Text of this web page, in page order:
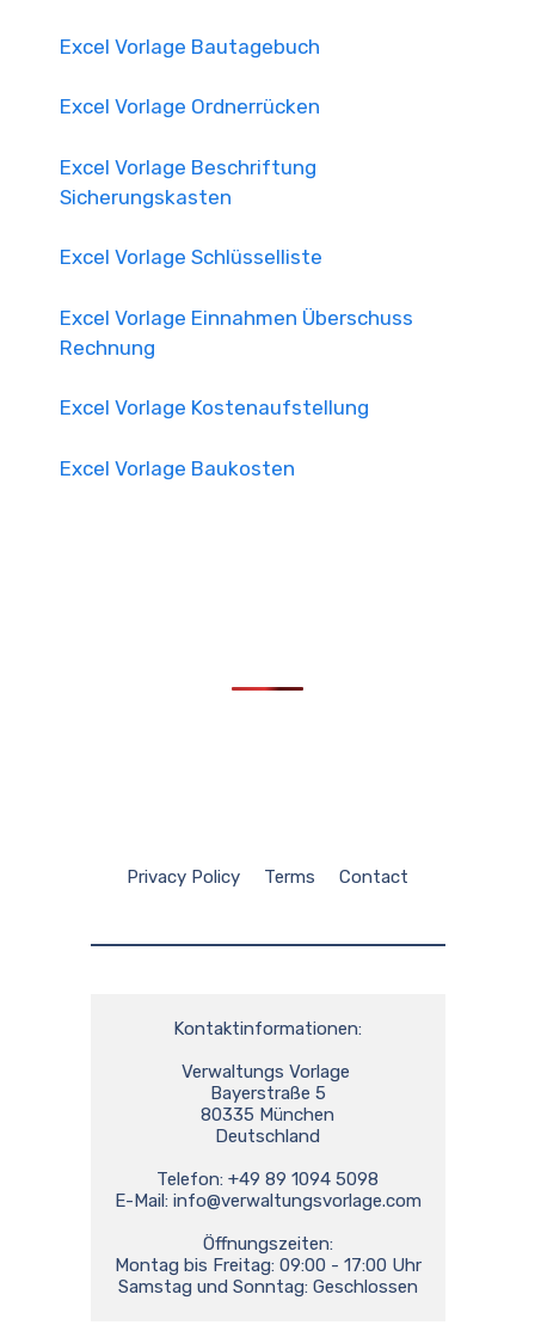
Excel Vorlage Bautagebuch
Excel Vorlage Ordnerrücken
Excel Vorlage Beschriftung
Sicherungskasten
Excel Vorlage Schlüsselliste
Excel Vorlage Einnahmen Überschuss
Rechnung
Excel Vorlage Kostenaufstellung
Excel Vorlage Baukosten
Privacy Policy Terms Contact
Kontaktinformationen:
Verwaltungs Vorlage
Bayerstraße 5
80335 München
Deutschland
Telefon: +49 89 1094 5098
E-Mail: info@verwaltungsvorlage.com
Öffnungszeiten:
Montag bis Freitag: 09:00 - 17:00 Uhr
Samstag und Sonntag: Geschlossen